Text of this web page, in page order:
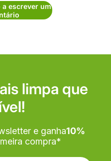
escrever um
limpa que
e ganha10%
compra*